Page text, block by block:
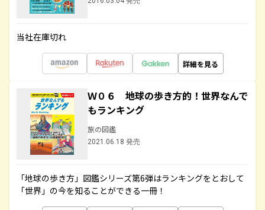
当社在庫切れ
詳細を見る
Ｗ０６ 地球の歩き方的！世界なんで
もランキング
旅の図鑑
2021.06.18 発売
「地球の歩き方」図鑑シリーズ第6弾はランキングをとおして
「世界」の今を知ることができる一冊！